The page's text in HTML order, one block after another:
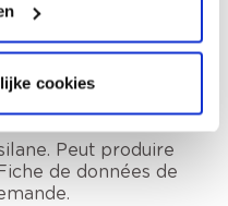
cookies
Peut produire
de données de